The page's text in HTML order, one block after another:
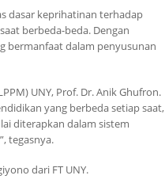
dasar keprihatinan terhadap
berbeda-beda. Dengan
bermanfaat dalam penyusunan
UNY, Prof. Dr. Anik Ghufron.
yang berbeda setiap saat,
diterapkan dalam sistem
tegasnya.
dari FT UNY.